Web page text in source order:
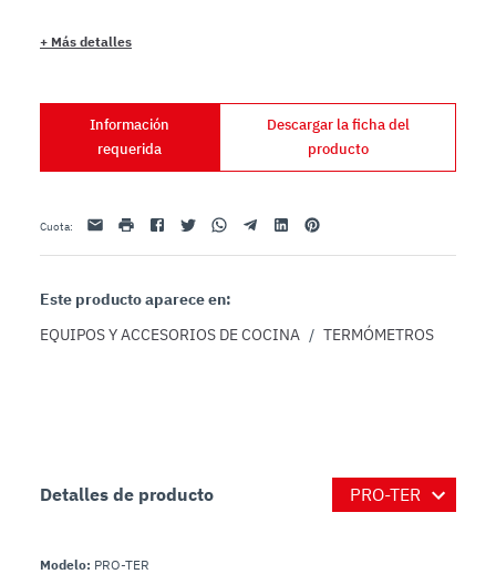
+ Más detalles
Información
requerida
Descargar la ficha del
producto
Cuota: Email impresiónFacebookTwitterWhatsappTelegramLinkedinPinterest
Este producto aparece en:
EQUIPOS Y ACCESORIOS DE COCINA / TERMÓMETROS
Detalles de producto
Modelo: PRO-TER